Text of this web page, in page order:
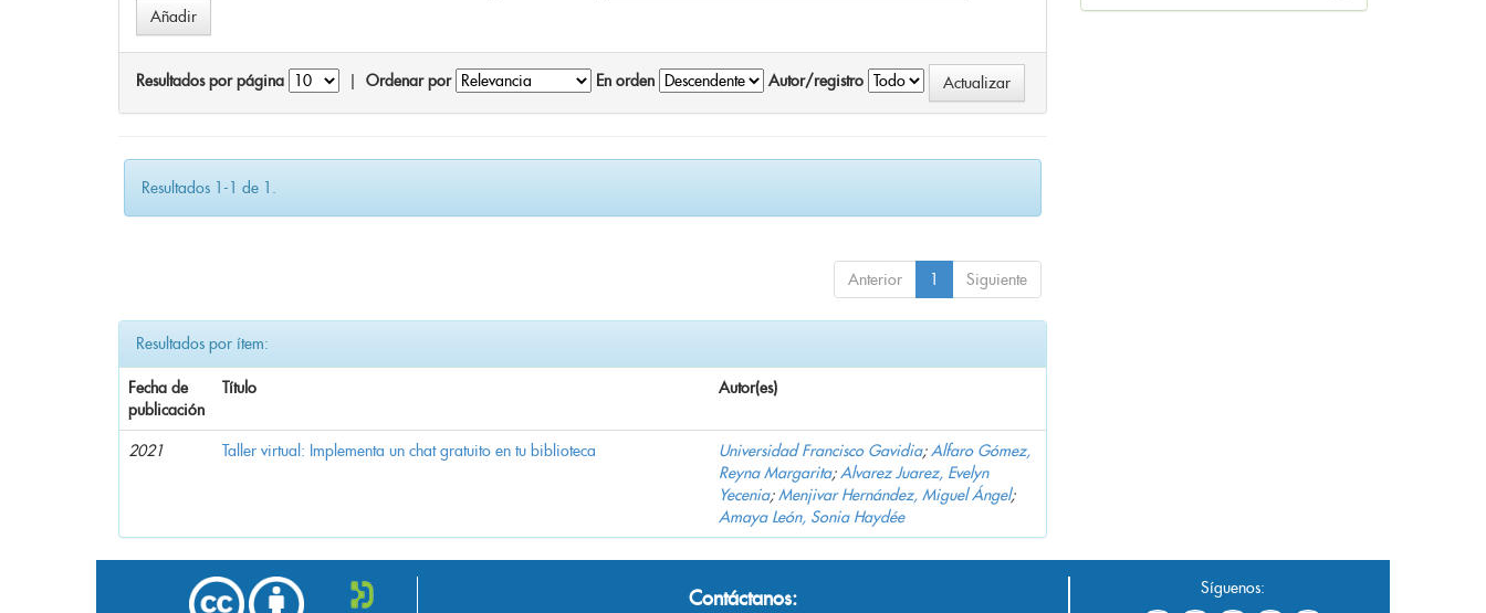
Resultados por página Ordenar por En orden Autor/registro
Resultados 1-1 de 1.
Anterior 1 Siguiente
Resultados por ítem:
Fecha de
publicación
Título Autor(es)
2021 Taller virtual: Implementa un chat gratuito en tu biblioteca Universidad Francisco Gavidia;Alfaro Gómez,
Reyna Margarita;Alvarez Juarez, Evelyn
Yecenia;Menjivar Hernández, Miguel Ángel;
Amaya León, Sonia Haydée
Contáctanos: Síguenos: